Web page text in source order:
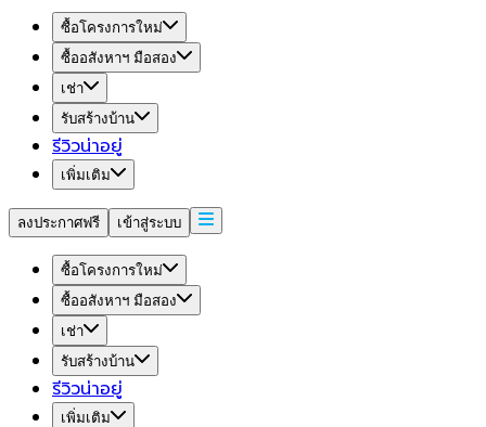
ซื้อโครงการใหม่
ซื้ออสังหาฯ มือสอง
เช่า
รับสร้างบ้าน
รีวิวน่าอยู่
เพิ่มเติม
ลงประกาศฟรี เข้าสู่ระบบ
ซื้อโครงการใหม่
ซื้ออสังหาฯ มือสอง
เช่า
รับสร้างบ้าน
รีวิวน่าอยู่
เพิ่มเติม